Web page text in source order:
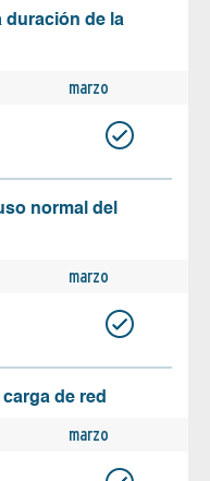
duración de la
marzo
normal del
marzo
de red
marzo